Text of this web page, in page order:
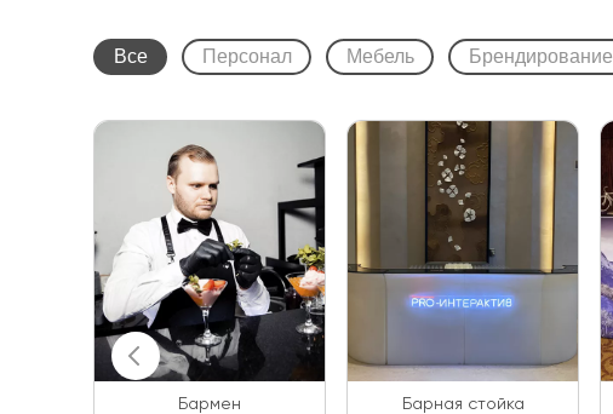
Все Персонал Мебель Брендирование
Бармен Барная стойка